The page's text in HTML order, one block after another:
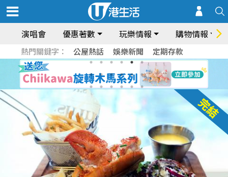
演唱會 優惠著數 玩樂情報 購物情報
熱門關鍵字： 公屋熱話 娛樂新聞 定期存款